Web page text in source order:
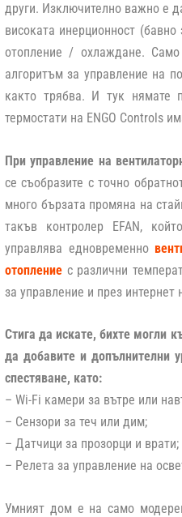
други. Изключително важно е
високата инерционност
отопление / охлаждане.
алгоритъм за управление на
както трябва. И тук нямате
термостати на ENGO Controls
При управление на
се съобразите с точно
много бързата промяна на
такъв контролер EFAN,
управлява едновременно
отопление с различни
за управление и през
Стига да искате, бихте могли
да добавите и допълнителни
спестяване, като:
– Wi-Fi камери за вътре или
– Сензори за теч или дим;
– Датчици за прозорци и врати;
– Релета за управление на
Умният дом е на само